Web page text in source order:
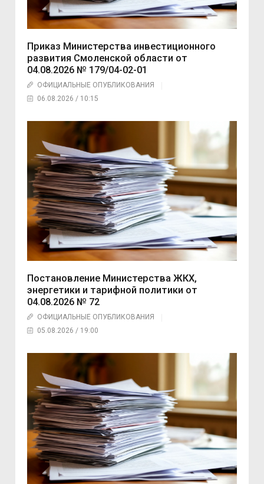
Приказ Министерства инвестиционного
развития Смоленской области от
04.08.2026 № 179/04-02-01
ОФИЦИАЛЬНЫЕ ОПУБЛИКОВАНИЯ
06.08.2026 / 10:15
Постановление Министерства ЖКХ,
энергетики и тарифной политики от
04.08.2026 № 72
ОФИЦИАЛЬНЫЕ ОПУБЛИКОВАНИЯ
05.08.2026 / 19:00